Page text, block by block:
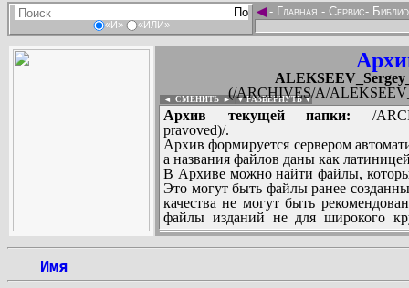
«И» «ИЛИ»
◄- Главная - Сервис-
(/ARCHIVES/A/
◄ СМЕНИТЬ ► ▼ РАЗВЕРНУТЬ ▼
Архив текущей папки: /
pravoved)/.
Архив формируется сервером
а названия файлов даны как
В Архиве можно найти файлы,
Это могут быть файлы ранее
качества не могут быть
файлы изданий не для широкого
других стран и народов.
Имя